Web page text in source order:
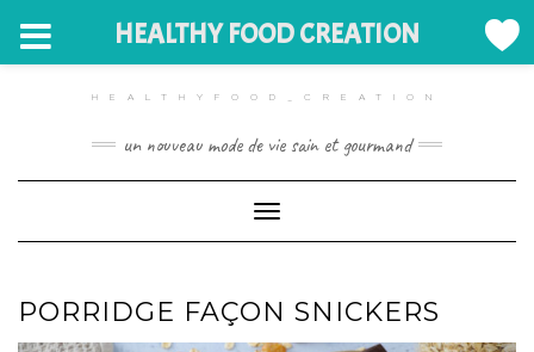
HEALTHYFOOD_CREATION
un nouveau mode de vie sain et gourmand
Toggle Navigation
PORRIDGE FAÇON SNICKERS
HEALTHY FOOD CREATION